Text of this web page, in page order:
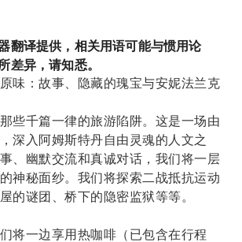
经历。
翻译提供，相关用语可能与惯用论
差异，请知悉。
味：故事、隐藏的瑰宝与安妮法兰克
些千篇一律的旅游陷阱。这是一场由
深入阿姆斯特丹自由灵魂的人文之
、幽默交流和真诚对话，我们将一层
神秘面纱。我们将探索二战抵抗运动
的谜团、桥下的隐密监狱等等。
将一边享用热咖啡（已包含在行程